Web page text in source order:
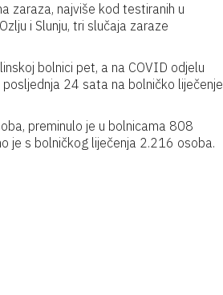
zaraza, najviše kod testiranih u
i Slunju, tri slučaja zaraze
bolnici pet, a na COVID odjelu
24 sata na bolničko liječenje
preminulo je u bolnicama 808
je s bolničkog liječenja 2.216 osoba.